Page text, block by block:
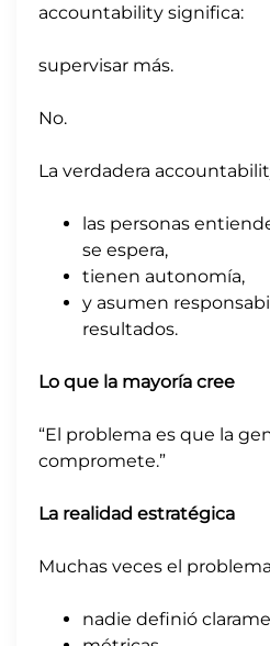
accountability significa:
supervisar más.
No.
La verdadera
las personas
se espera,
tienen autonomía,
y asumen
resultados.
Lo que la mayoría cree
“El problema es que la
compromete.”
La realidad estratégica
Muchas veces el
nadie definió